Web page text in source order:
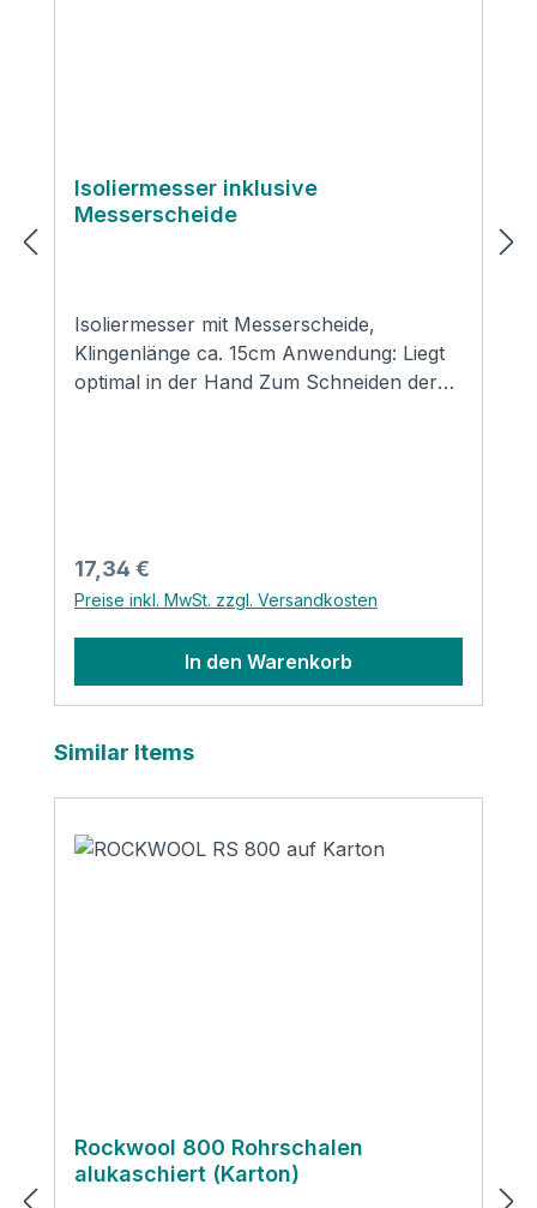
Isoliermesser inklusive
Messerscheide
Isoliermesser mit Messerscheide,
Klingenlänge ca. 15cm Anwendung: Liegt
optimal in der Hand Zum Schneiden der
Kunstleder
Regulärer Preis:
17,34 €
Preise inkl. MwSt. zzgl. Versandkosten
In den Warenkorb
Produktgalerie überspringen
Similar Items
Rockwool 800 Rohrschalen
alukaschiert (Karton)